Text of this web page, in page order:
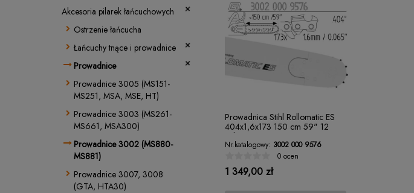
Akcesoria pilarek łańcuchowych
Ostrzenie łańcucha
Łańcuchy tnące i prowadnice
Prowadnice
Prowadnice 3005 (MS151-
MS251, MSA, MSE, HT)
Prowadnice 3003 (MS261-
MS661, MSA300)
Prowadnice 3002 (MS880-
MS881)
Prowadnice 3007, 3008
(GTA, HTA30)
Prowadnica Stihl Rollomatic ES
404x1,6x173 150 cm 59" 12
zębów
Nr.katalogowy: 3002 000 9576
0 ocen
1 349,00 zł